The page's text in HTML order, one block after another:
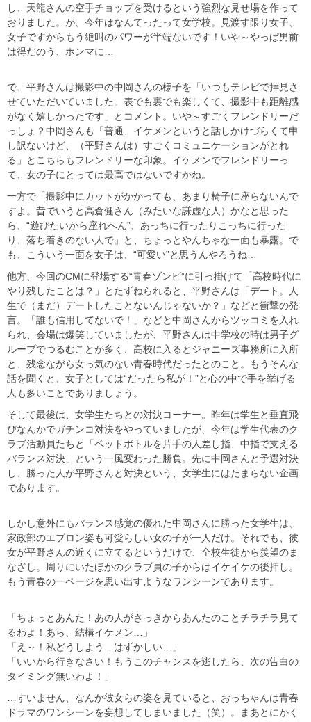
し、天龍さんの空手チョップを受けるという強烈な見せ場を作って
おりました。が、今年はなんてったって女学校。見渡す限り女子、
女子ですからもう絶叫のパワーが半端ないです！いや～やっぱ男前
は得だのう、ホンマに…
で、平野さんは撮影中の中岡さんの様子を「いつもテレビで拝見さ
せていただいていました。表でも裏でも楽しくて、撮影中も距離感
がなく嬉しかったです」とコメント。いや～すごくフレンドリーだ
っしょ？中岡さんも「普通、イケメンというと話しかけづらくて申
し訳ないけど、（平野さんは）すごくコミュニケーションがとれ
る」とこちらもフレンドリーな印象。イケメンでフレンドリーっ
て、女の子にとっては最高ではないですかね。
一方で「撮影中にカットがかかっても、あまり椅子に座らないんで
すよ。昔でいうと高倉健さん（みたいな謙虚な人）かなと思った
ら、“遊びたいから座れへん”、あっちに行ったりこっちに行った
り、落ち着きのない人で」と、ちょっとやんちゃな一面も暴露。で
も、こういう一面を女子は、“可愛い”と思うんやろうね…
他方、今回のCMに登場する“青春ゾンビ”に引っ掛けて「高校時代に
やり残したことは？」とたずねられると、平野さんは「デート。人
生で（まだ）デートしたことないんじゃないか？」などと衝撃の発
言。「誰も信用してないで！」などと中岡さんからツッコミを入れ
られ、会場は爆笑していましたが、平野さんは中学校の時は男子グ
ループでつるむことが多く、高校に入るとジャニーズ事務所に入所
と、残念ながら女っ気のない青春時代だったとのこと。もうそんな
話を聞くと、女子としては“だったら私が！”と心の中で手を挙げる
人も多いことでありましょう。
そして最後は、女学生たちとの対決コーナー。昨年は学生と垂直飛
びなんかでガチンコ対決をやっていましたが、今年は学生代表のク
ラブ活動員たちと「ペットボトルを片手の人差し指、中指で支える
バランス対決」という一風変わった勝負。先に中岡さんと予選対決
し、勝った人が平野さんと対決という、女学生にはたまらない企画
であります。
しかし意外にもバランス感覚の優れた中岡さんに勝った女学生は、
家政部のエプロン姿も可愛らしい女の子が一人だけ。それでも、彼
女が平野さんの近くに立てるというだけで、全校生徒から羨望のま
なざし。周りにいたほかのクラブ員の子からはイケイケの後押し。
もう青春の一ページを思い出すようなワンシーンであります。
「ちょっとあんた！あの人がさっきからあんたのことチラチラ見て
るわよ！あら、結構イケメン…」
「え～！私どうしよう…はずかしい…」
「いいから行きなさい！もうこのチャンスを逃したら、次の告白の
タイミング無いわよ！」
…すいません、なんか彼女らの姿を見ていると、おっちゃんは青春
ドラマのワンシーンを妄想してしまいました（笑）。まあとにかく